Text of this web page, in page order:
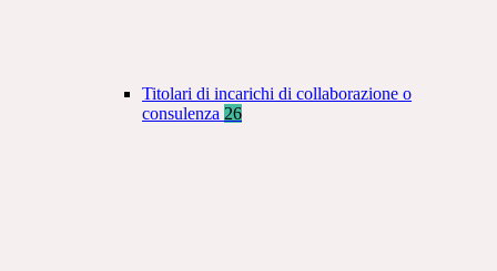
Titolari di incarichi di collaborazione o
consulenza 26